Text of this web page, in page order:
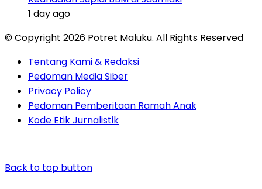
1 day ago
© Copyright 2026 Potret Maluku. All Rights Reserved
Tentang Kami & Redaksi
Pedoman Media Siber
Privacy Policy
Pedoman Pemberitaan Ramah Anak
Kode Etik Jurnalistik
Back to top button